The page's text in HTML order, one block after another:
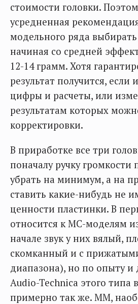
стоимости головки.
усредненная
модельного ряда
начиная со средней
12-14 грамм. Хотя
результат получится, если
цифры и расчеты, или
результатам которых
корректировки.
В приработке все три
поначалу ручку громкости
убрать на минимум, а на
ставить какие-нибудь не
ценности пластинки. В
относится к MC-моделям
начале звук у них вялый,
скомканный и с
диапазона), но по опыту и
Audio-Technica этого типа
примерно так же. ММ,